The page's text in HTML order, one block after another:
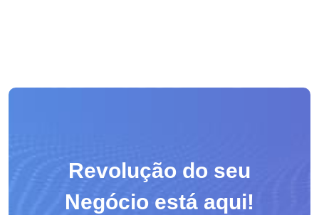
Revolução do seu
Negócio está aqui!